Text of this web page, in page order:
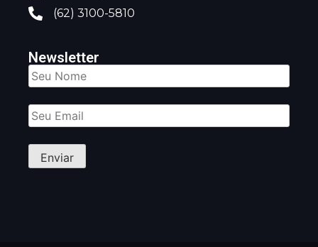
(62) 3100-5810
Newsletter